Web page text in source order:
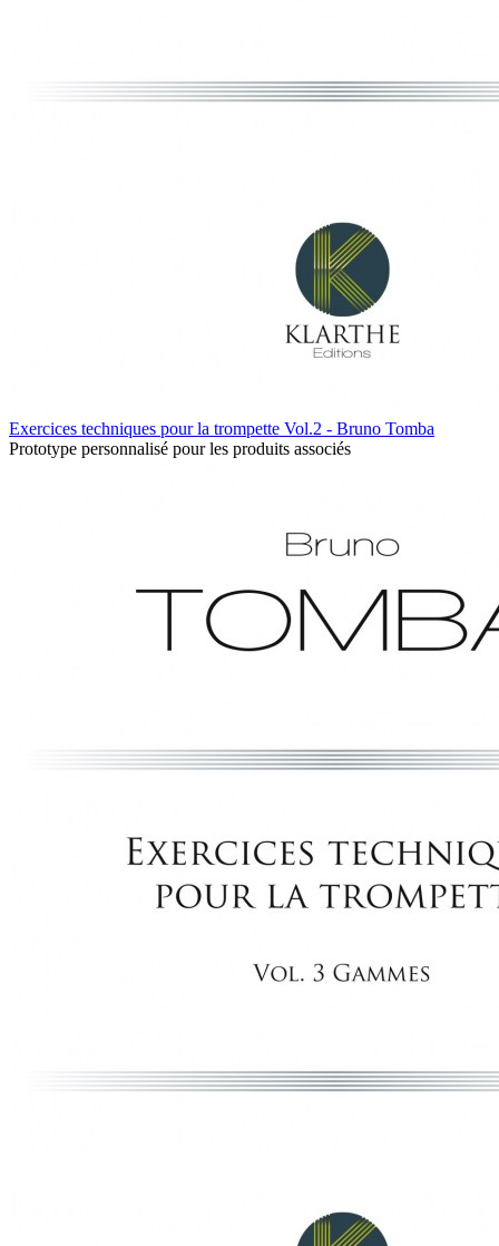
Exercices techniques pour la trompette Vol.2 - Bruno Tomba
Prototype personnalisé pour les produits associés